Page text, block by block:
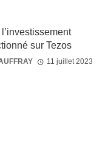
sur Tezos
11 juillet 2023